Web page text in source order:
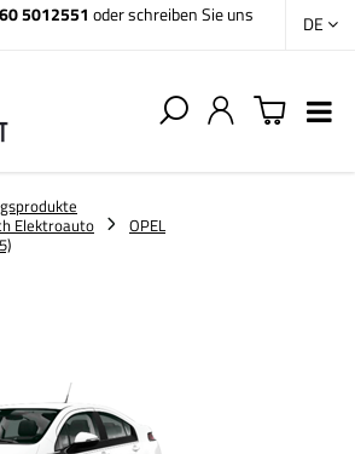
5012551 oder schreiben Sie uns
DE
Elektroauto
OPEL